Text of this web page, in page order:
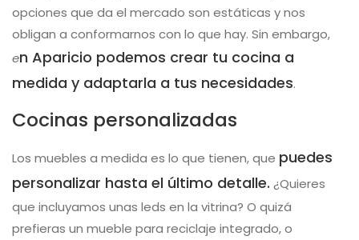
opciones que da el mercado son estáticas y nos
obligan a conformarnos con lo que hay. Sin embargo,
en Aparicio podemos crear tu cocina a
medida y adaptarla a tus necesidades.
Cocinas personalizadas
Los muebles a medida es lo que tienen, que puedes
personalizar hasta el último detalle. ¿Quieres
que incluyamos unas leds en la vitrina? O quizá
prefieras un mueble para reciclaje integrado, o